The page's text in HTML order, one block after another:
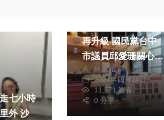
七小時
外 沙
再升級 國民黨台中
市議員邱愛珊關心后
里及豐原在推動的新
舊案計畫及未來規劃
方針
林獻元
2024年四月24日
11,571 觀看
0 分享